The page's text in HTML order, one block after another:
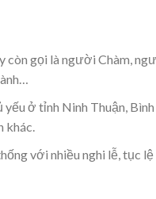
còn gọi là người Chàm,
yếu ở tỉnh Ninh Thuận,
khác.
với nhiều nghi lễ, tục lệ